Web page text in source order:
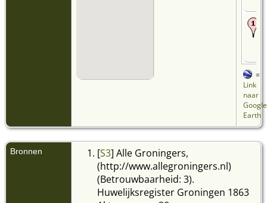
=
Link
naar
Google
Earth
Bronnen [S3] Alle Groningers,
(http://www.allegroningers.nl)
(Betrouwbaarheid: 3).
Huwelijksregister Groningen 1863